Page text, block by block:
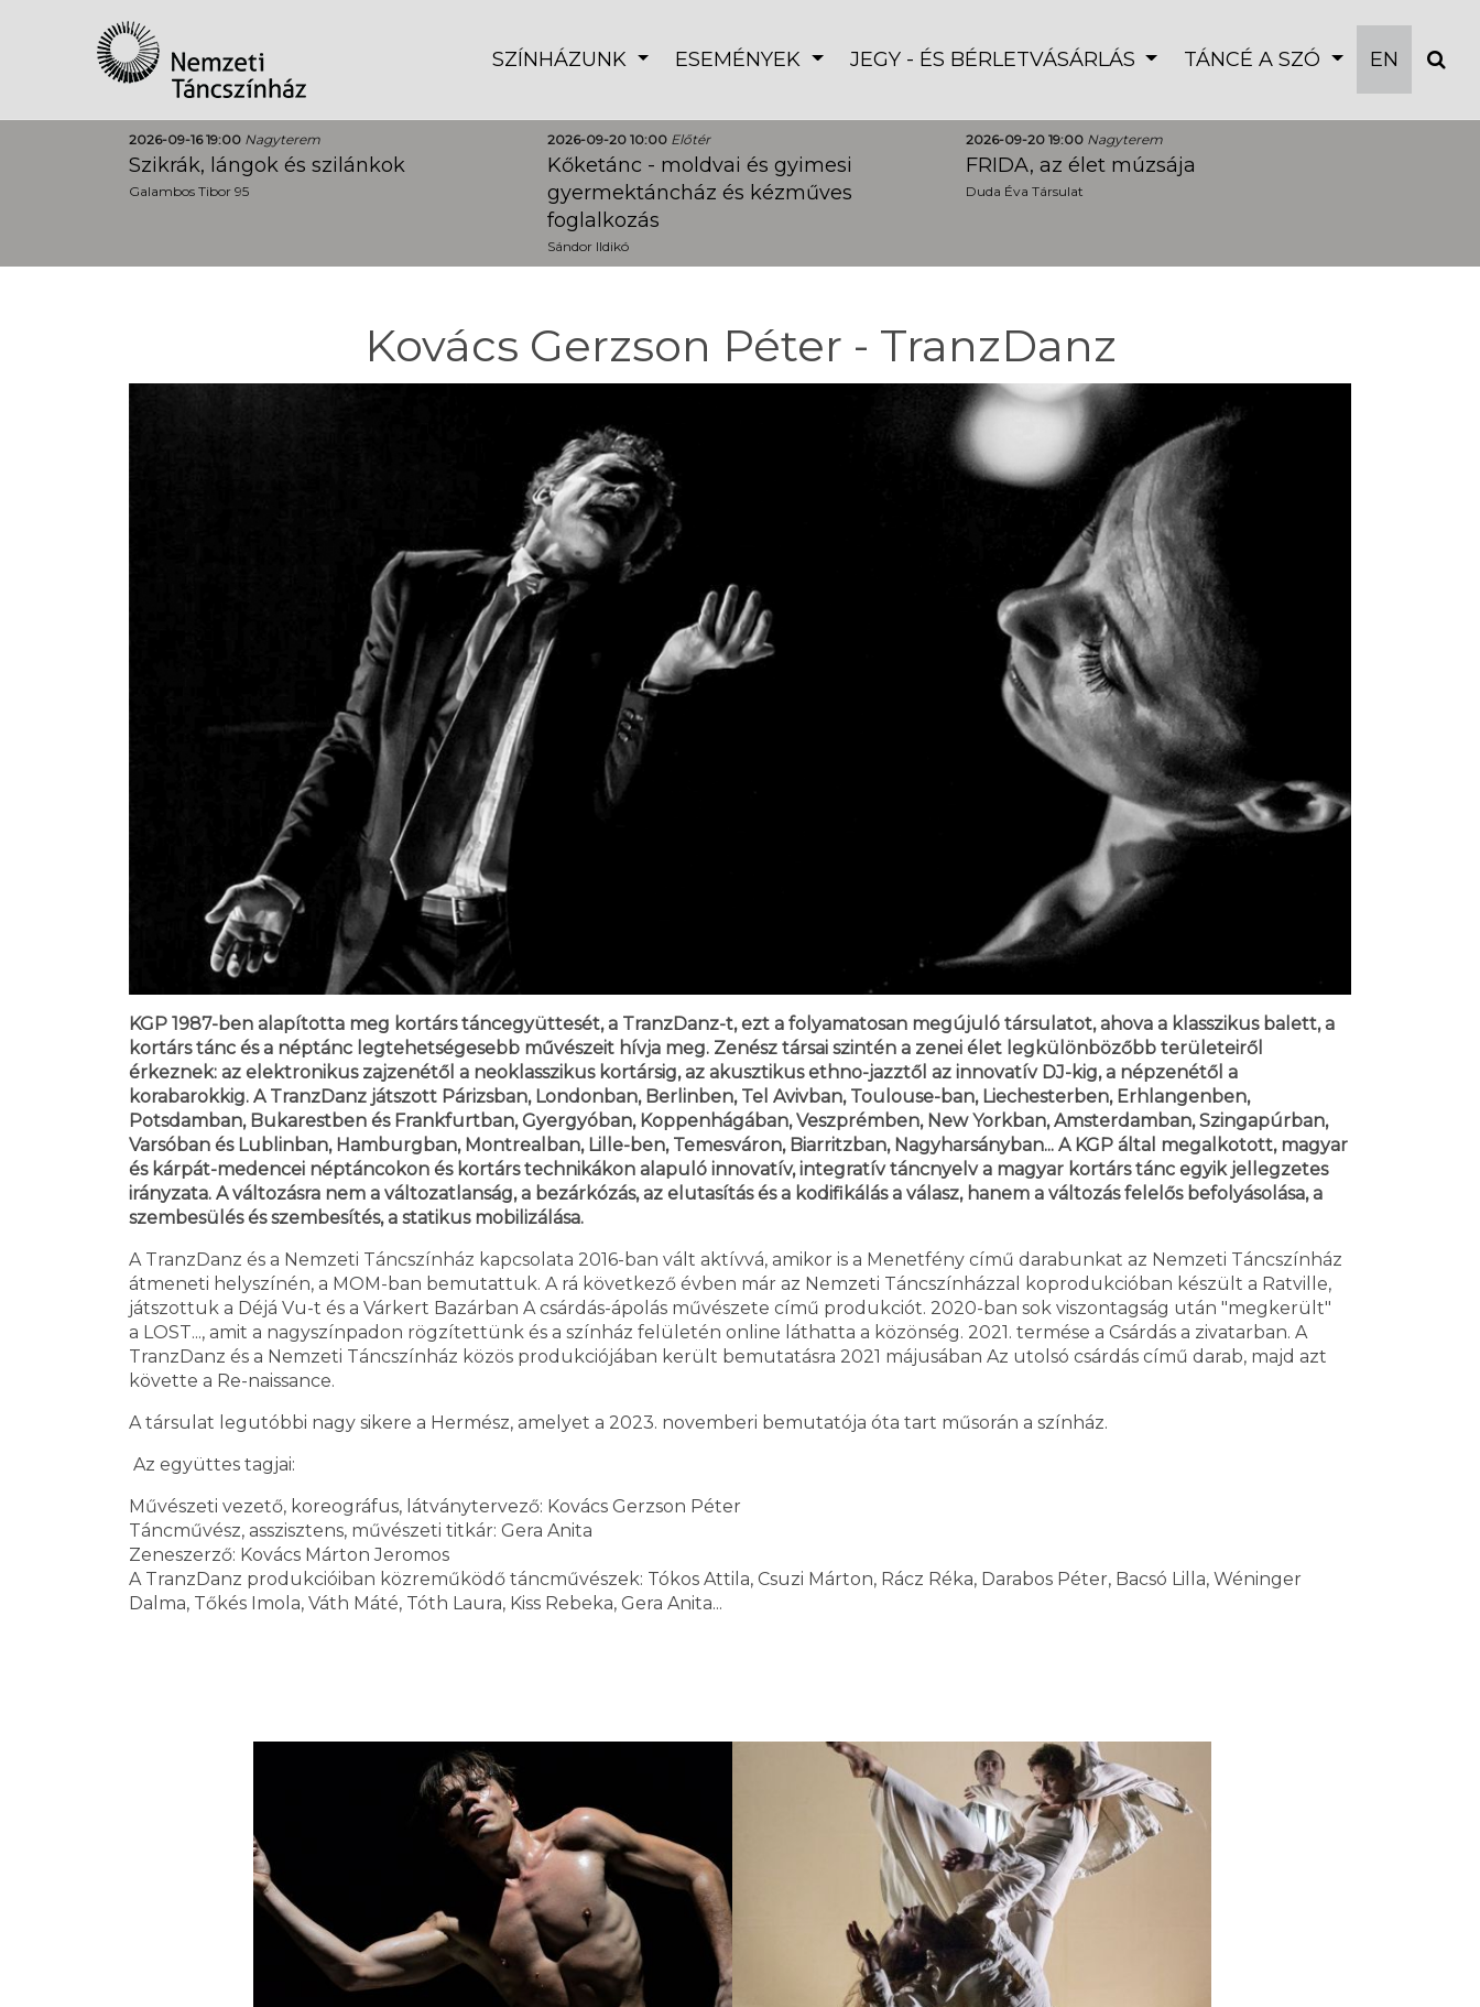
SZÍNHÁZUNK ESEMÉNYEK JEGY - ÉS BÉRLETVÁSÁRLÁS TÁNCÉ A SZÓ EN
2026-09-16 19:00 Nagyterem
Szikrák, lángok és szilánkok
Galambos Tibor 95
2026-09-20 10:00 Előtér
Kőketánc - moldvai és gyimesi
gyermektáncház és kézműves
foglalkozás
Sándor Ildikó
2026-09-20 19:00 Nagyterem
FRIDA, az élet múzsája
Duda Éva Társulat
Kovács Gerzson Péter - TranzDanz
KGP 1987-ben alapította meg kortárs táncegyüttesét, a TranzDanz-t, ezt a folyamatosan megújuló társulatot, ahova a klasszikus balett, a
kortárs tánc és a néptánc legtehetségesebb művészeit hívja meg. Zenész társai szintén a zenei élet legkülönbözőbb területeiről
érkeznek: az elektronikus zajzenétől a neoklasszikus kortársig, az akusztikus ethno-jazztől az innovatív DJ-kig, a népzenétől a
korabarokkig. A TranzDanz játszott Párizsban, Londonban, Berlinben, Tel Avivban, Toulouse-ban, Liechesterben, Erhlangenben,
Potsdamban, Bukarestben és Frankfurtban, Gyergyóban, Koppenhágában, Veszprémben, New Yorkban, Amsterdamban, Szingapúrban,
Varsóban és Lublinban, Hamburgban, Montrealban, Lille-ben, Temesváron, Biarritzban, Nagyharsányban... A KGP által megalkotott, magyar
és kárpát-medencei néptáncokon és kortárs technikákon alapuló innovatív, integratív táncnyelv a magyar kortárs tánc egyik jellegzetes
irányzata. A változásra nem a változatlanság, a bezárkózás, az elutasítás és a kodifikálás a válasz, hanem a változás felelős befolyásolása, a
szembesülés és szembesítés, a statikus mobilizálása.
A TranzDanz és a Nemzeti Táncszínház kapcsolata 2016-ban vált aktívvá, amikor is a Menetfény című darabunkat az Nemzeti Táncszínház
átmeneti helyszínén, a MOM-ban bemutattuk. A rá következő évben már az Nemzeti Táncszínházzal koprodukcióban készült a Ratville,
játszottuk a Déjá Vu-t és a Várkert Bazárban A csárdás-ápolás művészete című produkciót. 2020-ban sok viszontagság után "megkerült"
a LOST..., amit a nagyszínpadon rögzítettünk és a színház felületén online láthatta a közönség. 2021. termése a Csárdás a zivatarban. A
TranzDanz és a Nemzeti Táncszínház közös produkciójában került bemutatásra 2021 májusában Az utolsó csárdás című darab, majd azt
követte a Re-naissance.
A társulat legutóbbi nagy sikere a Hermész, amelyet a 2023. novemberi bemutatója óta tart műsorán a színház.
Az együttes tagjai:
Művészeti vezető, koreográfus, látványtervező: Kovács Gerzson Péter
Táncművész, asszisztens, művészeti titkár: Gera Anita
Zeneszerző: Kovács Márton Jeromos
A TranzDanz produkcióiban közreműködő táncművészek: Tókos Attila, Csuzi Márton, Rácz Réka, Darabos Péter, Bacsó Lilla, Wéninger
Dalma, Tőkés Imola, Váth Máté, Tóth Laura, Kiss Rebeka, Gera Anita...